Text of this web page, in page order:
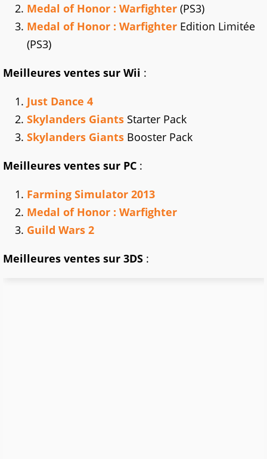
Medal of Honor : Warfighter (PS3)
Medal of Honor : Warfighter Edition Limitée
(PS3)
Meilleures ventes sur Wii :
Just Dance 4
Skylanders Giants Starter Pack
Skylanders Giants Booster Pack
Meilleures ventes sur PC :
Farming Simulator 2013
Medal of Honor : Warfighter
Guild Wars 2
Meilleures ventes sur 3DS :